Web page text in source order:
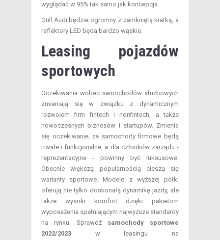
wyglądać w 95% tak samo jak koncepcja.
Grill Audi będzie ogromny z zamkniętą kratką, a
reflektory LED będą bardzo wąskie.
Leasing pojazdów
sportowych
Oczekiwania wobec samochodów służbowych
zmieniają się w związku z dynamicznym
rozwojem firm fintech i nonfintech, a także
nowoczesnych biznesów i startupów. Zmienia
się oczekiwanie, że samochody firmowe będą
trwałe i funkcjonalne, a dla członków zarządu -
reprezentacyjne - powinny być luksusowe.
Obecnie większą popularnością cieszą się
warianty sportowe. Modele z wyższej półki
oferują nie tylko doskonałą dynamikę jazdy, ale
także wysoki komfort dzięki pakietom
wyposażenia spełniającym najwyższe standardy
na rynku. Sprawdź samochody sportowe
2022/2023 w leasingu na